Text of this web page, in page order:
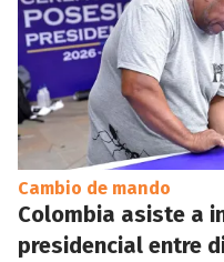
Cambio de mando
Colombia asiste a
presidencial entre